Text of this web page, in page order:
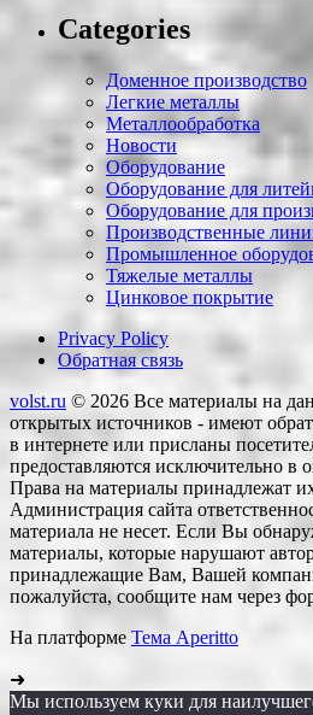
Categories
Доменное производство
Легкие металлы
Металлообработка
Новости
Оборудование
Оборудование для
Оборудование для
Производственные
Промышленное
Тяжелые металлы
Цинковое покрытие
Privacy Policy
Обратная связь
volst.ru © 2026 Все материалы на
открытых источников - имеют
в интернете или присланы
предоставляются исключительно в
Права на материалы принадлежат
Администрация сайта
материала не несет. Если Вы
материалы, которые нарушают
принадлежащие Вам, Вашей
пожалуйста, сообщите нам через
На платформе Тема Aperitto
➜
Мы используем куки для